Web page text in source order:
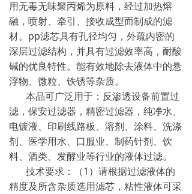
→ PE水箱及配件
→ 水处理药剂
新闻资讯
→ 行业新闻
→ 公司新闻
→ 常见问题
联系我们
用无毒无味聚丙烯为原料，经过加热熔
融，喷射、牵引、接收成型而制成的滤
材。pp滤芯具有孔径均匀，外疏内密的
深层过滤结构，并具有过滤效率高，耐酸
碱的优良特性。能有效地除去液体中的悬
浮物、微粒、铁锈等杂质。
本品可广泛用于：反渗透设备前置过
滤，保安过滤器，精密过滤器，纯净水、
电镀液、印刷线路板、溶剂、涂料、洗涤
剂、医学用水、口服业、制药针剂、饮
料、酒类、发酵业等行业的液体过滤。
技术要求：（1）请根据过滤液体的
精度及所含杂质选用滤芯，粘性液体可采